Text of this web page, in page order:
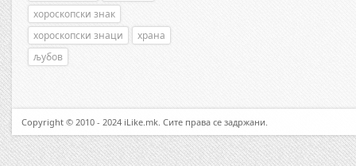
хороскопски знак
хороскопски знаци
храна
љубов
Copyright © 2010 - 2024 iLike.mk. Сите права се задржани.